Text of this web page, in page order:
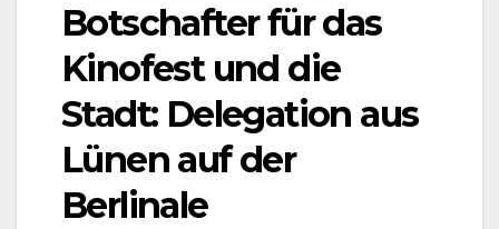
Botschafter für das
Kinofest und die
Stadt: Delegation aus
Lünen auf der
Berlinale